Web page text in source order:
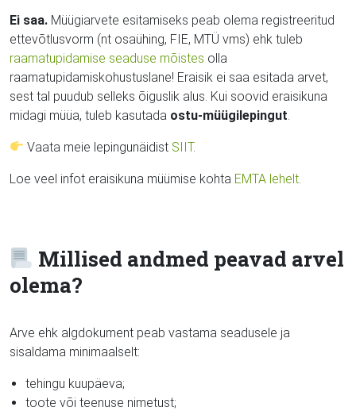
Ei saa. Müügiarvete esitamiseks peab olema registreeritud
ettevõtlusvorm (nt osaühing, FIE, MTÜ vms) ehk tuleb
raamatupidamise seaduse mõistes olla
raamatupidamiskohustuslane! Eraisik ei saa esitada arvet,
sest tal puudub selleks õiguslik alus. Kui soovid eraisikuna
midagi müüa, tuleb kasutada ostu-müügilepingut
Vaata meie lepingunäidist SIIT.
Loe veel infot eraisikuna müümise kohta EMTA lehelt
Millised andmed peavad arvel
olema?
Arve ehk algdokument peab vastama seadusele ja
sisaldama minimaalselt:
tehingu kuupäeva;
toote või teenuse nimetust;